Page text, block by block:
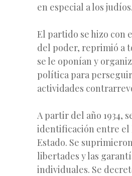
en especial a los judíos.
El partido se hizo con
del poder, reprimió a
se le oponían y
política para
actividades
A partir del año 1934,
identificación entre el
Estado. Se
libertades y las
individuales. Se